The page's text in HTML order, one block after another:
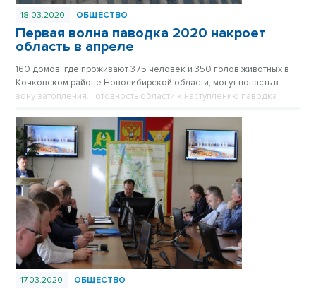
18.03.2020 ОБЩЕСТВО
Первая волна паводка 2020 накроет
область в апреле
160 домов, где проживают 375 человек и 350 голов животных в
Кочковском районе Новосибирской области, могут попасть в
зону затопления. Готовность области к наступлению паводка
ликвидации чрезвычайных ситуаций. Губернатор Андрей
Травников поставил задачу контроля территории населенных
пунктов и указал на риски подтопления отдельных участков
автодорог.
17.03.2020 ОБЩЕСТВО